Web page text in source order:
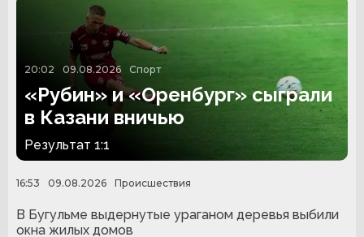
20:02 09.08.2026 Спорт
«Рубин» и «Оренбург» сыграли
в Казани вничью
Результат 1:1
16:53 09.08.2026 Происшествия
В Бугульме выдернутые ураганом деревья выбили
окна жилых домов